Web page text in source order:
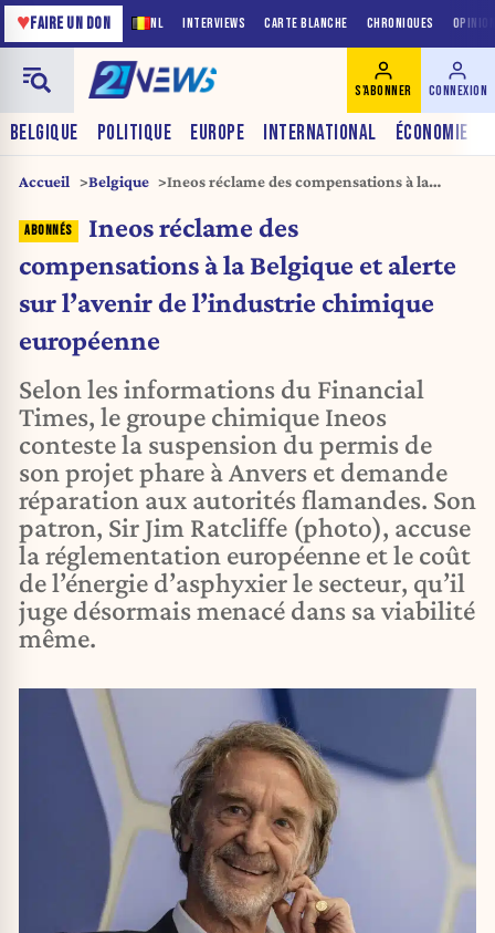
NL INTERVIEWS CARTE BLANCHE CHRONIQUES
♥FAIRE UN DON
BELGIQUE POLITIQUE EUROPE INTERNATIONAL ÉCONOMIE
S'ABONNER CONNEXION
Accueil Belgique
Ineos réclame des compensations à la
chimique européenne
Ineos réclame des
compensations à la Belgique et alerte
sur l’avenir de l’industrie chimique
européenne
Selon les informations du Financial
Times, le groupe chimique Ineos
conteste la suspension du permis de
son projet phare à Anvers et demande
réparation aux autorités flamandes. Son
patron, Sir Jim Ratcliffe (photo), accuse
la réglementation européenne et le coût
de l’énergie d’asphyxier le secteur, qu’il
juge désormais menacé dans sa viabilité
même.